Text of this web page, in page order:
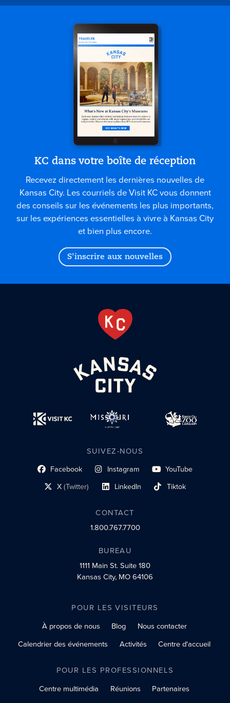
KC dans votre boîte de réception
Recevez directement les dernières nouvelles de
Kansas City. Les courriels de Visit KC vous donnent
des conseils sur les événements les plus importants,
sur les expériences essentielles à vivre à Kansas City
et bien plus encore.
S'inscrire aux nouvelles
SUIVEZ-NOUS
Facebook
lien du profil social Instagram
lien vers le profil social YouTube
lien vers le profil social
X(Twitter)
lien vers le profil socialLinkedIn
lien vers le profil socialTiktok
lien vers le profil social
CONTACT
1.800.767.7700
BUREAU
1111 Main St.Suite 180
Kansas City, MO 64106
POUR LES VISITEURS
À propos de nous
Blog
Nous contacter
Calendrier des événements
Activités Centre d'accueil
POUR LES PROFESSIONNELS
Centre multimédia
Réunions
Partenaires